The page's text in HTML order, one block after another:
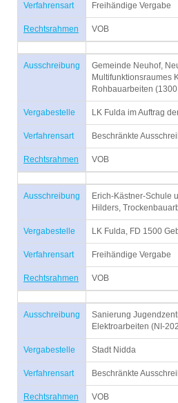
Verfahrensart Freihändige Vergabe
Rechtsrahmen VOB
Ausschreibung
Gemeinde Neuhof,
Multifunktionsraumes
Rohbauarbeiten
Vergabestelle LK Fulda im Auftrag
Verfahrensart Beschränkte
Rechtsrahmen VOB
Ausschreibung
Erich-Kästner-Schule
Hilders,
Vergabestelle LK Fulda, FD 1500
Verfahrensart Freihändige Vergabe
Rechtsrahmen VOB
Ausschreibung
Sanierung
Elektroarbeiten (NI-
Vergabestelle Stadt Nidda
Verfahrensart Beschränkte
Rechtsrahmen VOB